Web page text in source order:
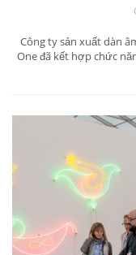
Công ty sản xuất dàn
One đã kết hợp chức